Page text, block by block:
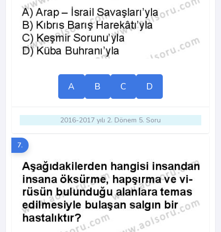
A B C D
2016-2017 yılı 2. Dönem 5. Soru
7.